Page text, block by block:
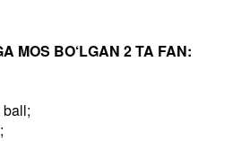
MOS BO‘LGAN 2 TA FAN: